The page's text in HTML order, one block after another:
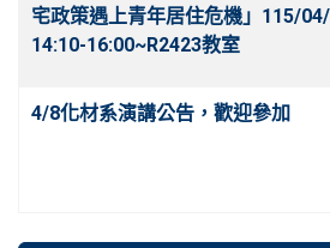
宅政策遇上青年居住危機」115/04/
14:10-16:00~R2423教室
4/8化材系演講公告，歡迎參加